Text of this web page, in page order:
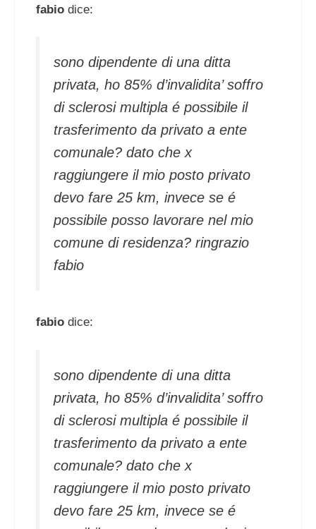
fabio dice:
sono dipendente di una ditta
privata, ho 85% d’invalidita’ soffro
di sclerosi multipla é possibile il
trasferimento da privato a ente
comunale? dato che x
raggiungere il mio posto privato
devo fare 25 km, invece se é
possibile posso lavorare nel mio
comune di residenza? ringrazio
fabio
fabio dice:
sono dipendente di una ditta
privata, ho 85% d’invalidita’ soffro
di sclerosi multipla é possibile il
trasferimento da privato a ente
comunale? dato che x
raggiungere il mio posto privato
devo fare 25 km, invece se é